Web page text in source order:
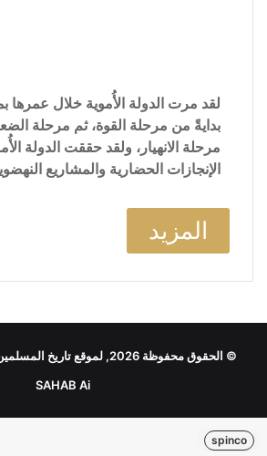
لقد مرت الدولة الأُموية خلال عمرها
بدايةً من مرحلة القوة، ثم مرحلة
مرحلة الانهيار، ولقد حققت الدولة
الإنجازات الحضارية والمشاريع
المزيد
© الحقوق محفوظة 2026, لموقع تاريخ المسلمين | تم الإنشاء بواسطة
SAHAB Ai
spinco